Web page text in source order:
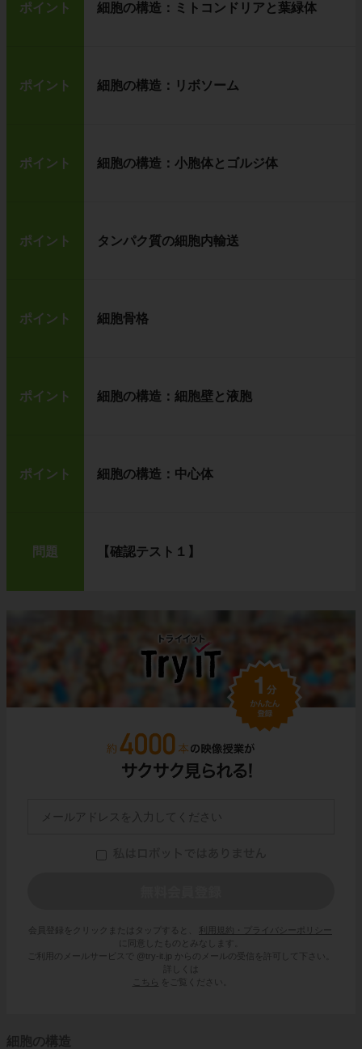
ポイント 細胞の構造：ミトコンドリアと葉緑体
ポイント 細胞の構造：リボソーム
ポイント 細胞の構造：小胞体とゴルジ体
ポイント タンパク質の細胞内輸送
ポイント 細胞骨格
ポイント 細胞の構造：細胞壁と液胞
ポイント 細胞の構造：中心体
問題 【確認テスト１】
会員登録をクリックまたはタップすると、
利用規約・プライバシーポリシー
に同意したものとみなします。
ご利用のメールサービスで @try-it.jp からのメールの受信を許可して下さい。
詳しくは
こちら
をご覧ください。
細胞の構造